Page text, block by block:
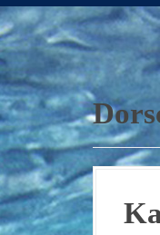
z
u
m
I
n
h
a
l